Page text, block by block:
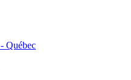
- Québec